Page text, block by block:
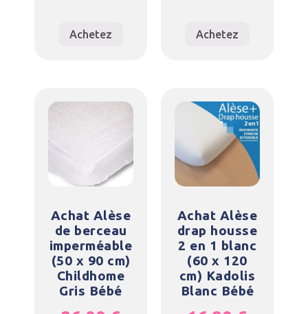
Achetez Achetez
Achat Alèse
de berceau
imperméable
(50 x 90 cm)
Childhome
Gris Bébé
Achat Alèse
drap housse
2 en 1 blanc
(60 x 120
cm) Kadolis
Blanc Bébé